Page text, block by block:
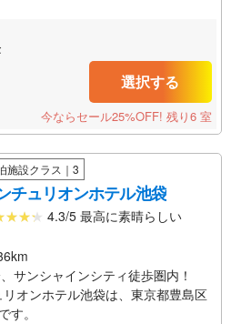
選択する
今ならセール25%OFF! 残り6 室
施設クラス｜3
チュリオンホテル池袋
4.3/5 最高に素晴らしい
サンシャインシティ徒歩圏内！
リオンホテル池袋は、東京都豊島区
す。